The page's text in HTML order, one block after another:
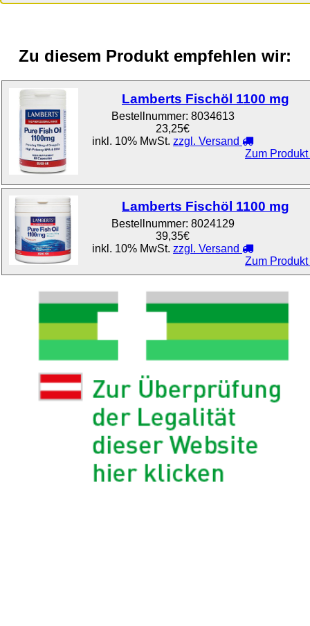
Zu diesem Produkt empfehlen wir:
Lamberts Fischöl 1100 mg
Bestellnummer: 8034613
23,25€
inkl. 10% MwSt. zzgl. Versand
Zum Produkt
Lamberts Fischöl 1100 mg
Bestellnummer: 8024129
39,35€
inkl. 10% MwSt. zzgl. Versand
Zum Produkt